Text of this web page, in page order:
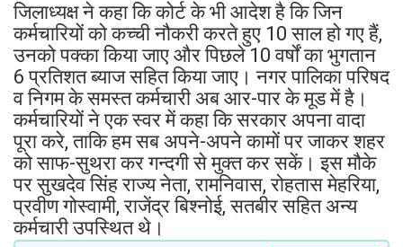
जिलाध्यक्ष ने कहा कि कोर्ट के भी आदेश है कि जिन
कर्मचारियों को कच्ची नौकरी करते हुए 10 साल हो गए हैं,
उनको पक्का किया जाए और पिछले 10 वर्षों का भुगतान
6 प्रतिशत ब्याज सहित किया जाए। नगर पालिका परिषद
व निगम के समस्त कर्मचारी अब आर-पार के मूड में है।
कर्मचारियों ने एक स्वर में कहा कि सरकार अपना वादा
पूरा करे, ताकि हम सब अपने-अपने कामों पर जाकर शहर
को साफ-सुथरा कर गन्दगी से मुक्त कर सकें। इस मौके
पर सुखदेव सिंह राज्य नेता, रामनिवास, रोहतास मेहरिया,
प्रवीण गोस्वामी, राजेंद्र बिश्नोई, सतबीर सहित अन्य
कर्मचारी उपस्थित थे।